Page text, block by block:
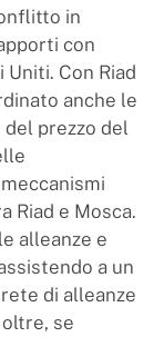
in
con
Uniti. Con Riad
anche le
prezzo del
Riad e Mosca.
alleanze e
a un
di alleanze
se